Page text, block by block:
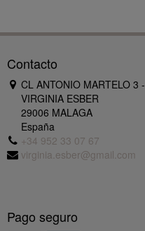
Contacto
CL ANTONIO MARTELO 3 -
VIRGINIA ESBER
29006 MALAGA
España
+34 952 33 07 67
virginia.esber@gmail.com
Pago seguro